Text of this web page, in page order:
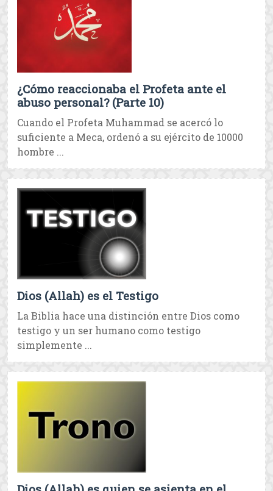
¿Cómo reaccionaba el Profeta ante el
abuso personal? (Parte 10)
Cuando el Profeta Muhammad se acercó lo
suficiente a Meca, ordenó a su ejército de 10000
hombre ...
Dios (Allah) es el Testigo
La Biblia hace una distinción entre Dios como
testigo y un ser humano como testigo
simplemente ...